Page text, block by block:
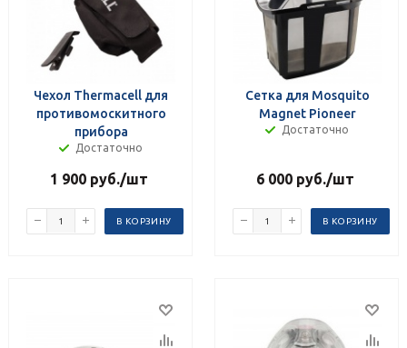
Чехол Thermacell для
противомоскитного
прибора
Достаточно
1 900 руб./шт
В КОРЗИНУ
Сетка для Mosquito
Magnet Pioneer
Достаточно
6 000 руб./шт
В КОРЗИНУ